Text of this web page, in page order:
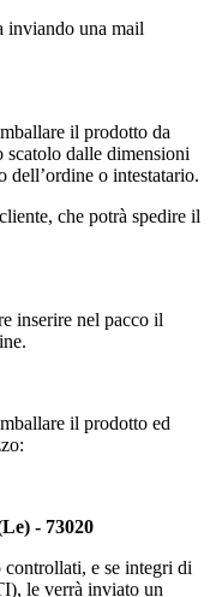
inviando una mail
il prodotto da
scatolo dalle dimensioni
dell’ordine o intestatario.
che potrà spedire il
inserire nel pacco il
il prodotto ed
- 73020
e se integri di
le verrà inviato un